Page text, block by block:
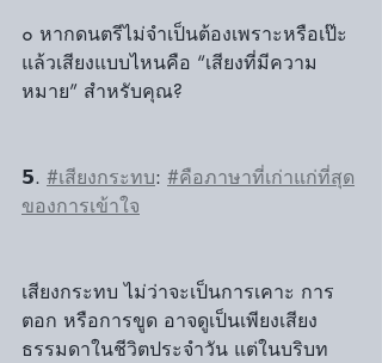
๐ หากดนตรีไม่จำเป็นต้องเพราะหรือเป๊ะ
แล้วเสียงแบบไหนคือ “เสียงที่มีความ
หมาย” สำหรับคุณ?
𝟱. #เสียงกระทบ: #คือภาษาที่เก่าแก่ที่สุด
ของการเข้าใจ
เสียงกระทบ ไม่ว่าจะเป็นการเคาะ การ
ตอก หรือการขูด อาจดูเป็นเพียงเสียง
ธรรมดาในชีวิตประจำวัน แต่ในบริบท